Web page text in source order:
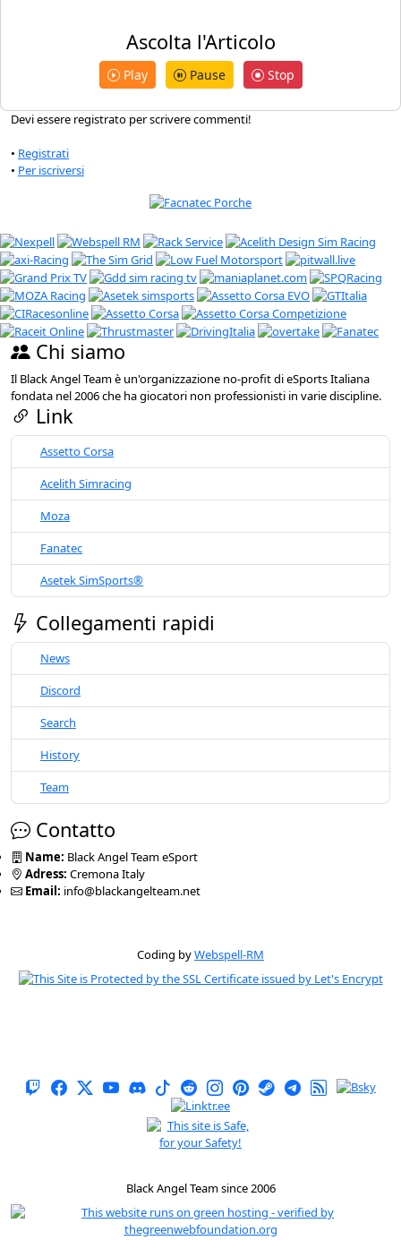
Ascolta l'Articolo
Play Pause Stop
Devi essere registrato per scrivere commenti!
• Registrati
• Per iscriversi
Chi siamo
Il Black Angel Team è un'organizzazione no-profit di eSports Italiana
fondata nel 2006 che ha giocatori non professionisti in varie discipline.
Link
Assetto Corsa
Acelith Simracing
Moza
Fanatec
Asetek SimSports®
Collegamenti rapidi
News
Discord
Search
History
Team
Contatto
Name: Black Angel Team eSport
Adress: Cremona Italy
Email: info@blackangelteam.net
Coding byWebspell-RM
Black Angel Team since 2006